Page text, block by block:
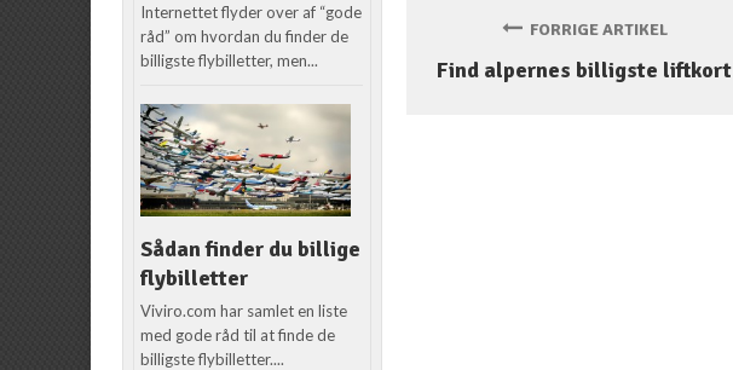
FORRIGE ARTIKEL
Find alpernes billigste liftkort
Internettet flyder over af “gode
råd” om hvordan du finder de
billigste flybilletter, men...
Sådan finder du billige
flybilletter
Viviro.com har samlet en liste
med gode råd til at finde de
billigste flybilletter....